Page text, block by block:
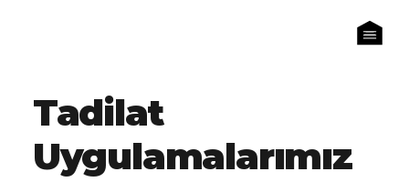
Tadilat
Uygulamalarımız